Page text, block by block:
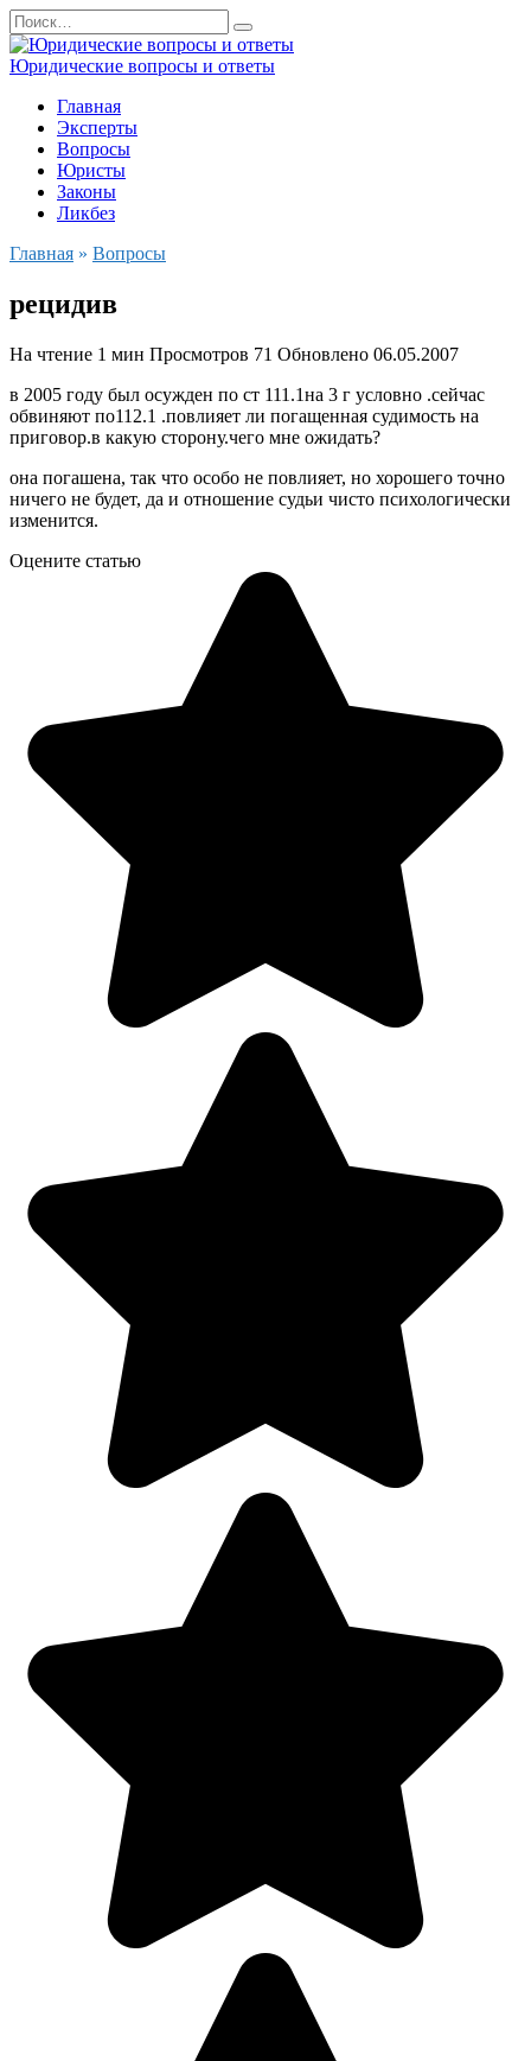
Перейти
к
содержанию
Search
for:
Юридические вопросы и ответы
Главная
Эксперты
Вопросы
Юристы
Законы
Ликбез
Главная » Вопросы
рецидив
На чтение 1 мин Просмотров 71 Обновлено 06.05.2007
в 2005 году был осужден по ст 111.1на 3 г условно .сейчас
обвиняют по112.1 .повлияет ли погащенная судимость на
приговор.в какую сторону.чего мне ожидать?
она погашена, так что особо не повлияет, но хорошего точно
ничего не будет, да и отношение судьи чисто психологически
изменится.
Оцените статью